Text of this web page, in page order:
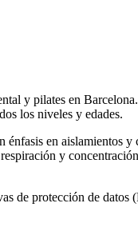
y pilates en
los niveles y edades.
énfasis en aislamientos
y
de protección de